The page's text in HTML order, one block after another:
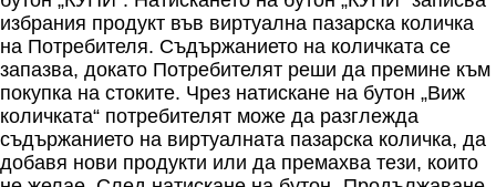
избрания продукт във виртуална пазарска количка
на Потребителя. Съдържанието на количката се
запазва, докато Потребителят реши да премине към
покупка на стоките. Чрез натискане на бутон „Виж
количката“ потребителят може да разглежда
съдържанието на виртуалната пазарска количка, да
добавя нови продукти или да премахва тези, които